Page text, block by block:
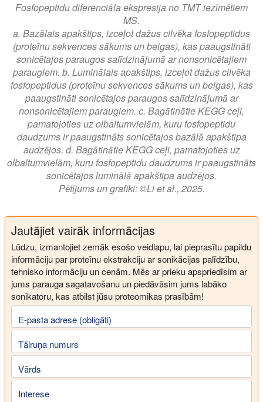
Fosfopeptidu diferenciāla ekspresija no TMT iezīmētiem
MS.
a. Bazālais apakštips, izceļot dažus cilvēka fosfopeptidus
(proteīnu sekvences sākums un beigas), kas paaugstināti
sonicētajos paraugos salīdzinājumā ar nonsonicētajiem
paraugiem. b. Luminālais apakštips, izceļot dažus cilvēka
fosfopeptidus (proteīnu sekvences sākums un beigas), kas
paaugstināti sonicētajos paraugos salīdzinājumā ar
nonsonicētajiem paraugiem. c. Bagātinātie KEGG ceļi,
pamatojoties uz olbaltumvielām, kuru fosfopeptidu
daudzums ir paaugstināts sonicētajos bazālā apakštipa
audzējos. d. Bagātinātie KEGG ceļi, pamatojoties uz
olbaltumvielām, kuru fosfopeptidu daudzums ir paaugstināts
sonicētajos luminālā apakštipa audzējos.
Pētījums un grafiki: ©Li et al., 2025.
Jautājiet vairāk informācijas
Lūdzu, izmantojiet zemāk esošo veidlapu, lai pieprasītu papildu
informāciju par proteīnu ekstrakciju ar sonikācijas palīdzību,
tehnisko informāciju un cenām. Mēs ar prieku apspriedīsim ar
jums parauga sagatavošanu un piedāvāsim jums labāko
sonikatoru, kas atbilst jūsu proteomikas prasībām!
E-pasta adrese (obligāti)
Tālruņa numurs
Vārds
Interese